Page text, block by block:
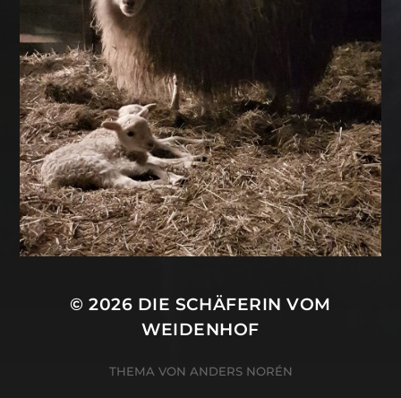
© 2026 DIE SCHÄFERIN VOM
WEIDENHOF
THEMA VON ANDERS NORÉN